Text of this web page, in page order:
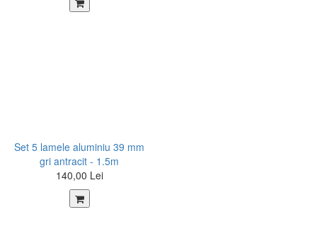
Set 5 lamele aluminiu 39 mm
gri antracit - 1.5m
140,00 Lei